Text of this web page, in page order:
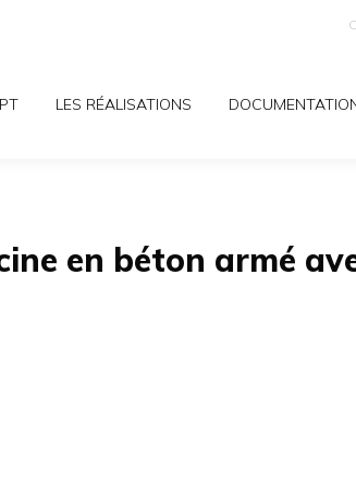
LES RÉALISATIONS
en béton armé